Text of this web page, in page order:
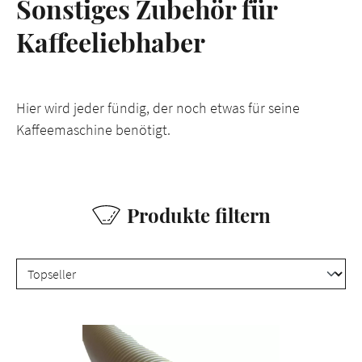
Sonstiges Zubehör für
Kaffeeliebhaber
Hier wird jeder fündig, der noch etwas für seine
Kaffeemaschine benötigt.
Produkte filtern